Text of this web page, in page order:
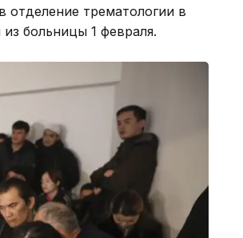
отделение трематологии в
из больницы 1 февраля.